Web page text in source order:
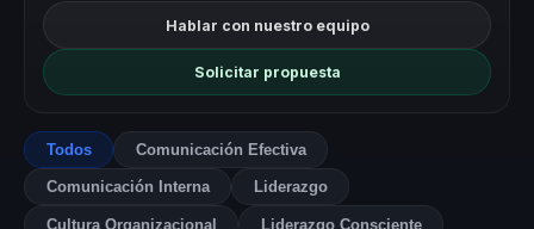
Hablar con nuestro equipo
Solicitar propuesta
Todos Comunicación Efectiva
Comunicación Interna Liderazgo
Cultura Organizacional Liderazgo Consciente